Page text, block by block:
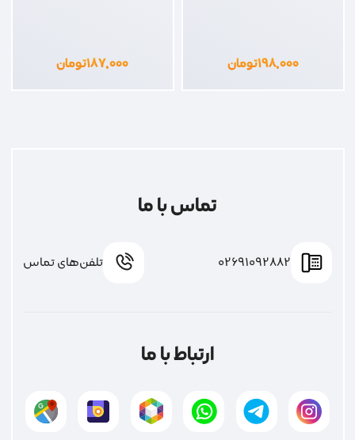
۱۹۸,۰۰۰تومان ۱۸۷,۰۰۰تومان
تماس با ما
02691092882 تلفن‌های تماس
ارتباط با ما